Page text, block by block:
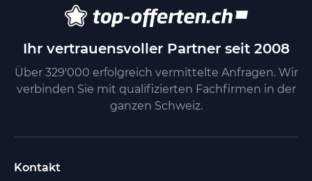
Ihr vertrauensvoller Partner seit 2008
Über 329'000 erfolgreich vermittelte Anfragen. Wir
verbinden Sie mit qualifizierten Fachfirmen in der
ganzen Schweiz.
Kontakt